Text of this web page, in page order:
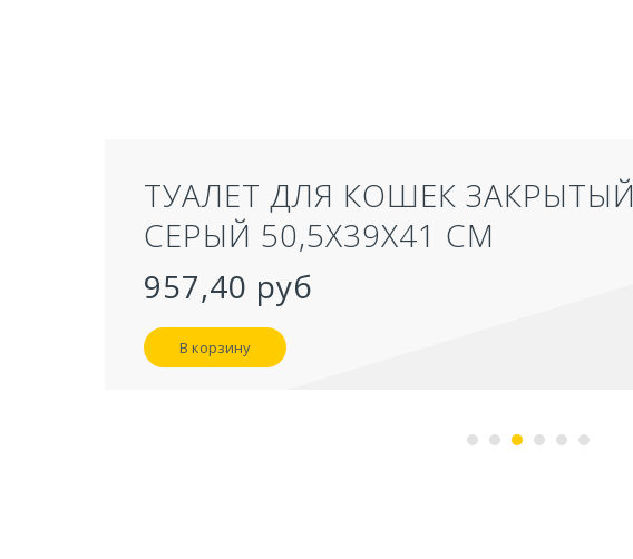
ТУАЛЕТ ДЛЯ КОШЕК ЗАКРЫТЫЙ
СЕРЫЙ 50,5Х39Х41 СМ
957,40 руб
В корзину